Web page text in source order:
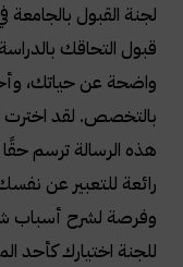
لجنة القبول بالجامعة
قبول التحاقك
واضحة عن حياتك،
بالتخصص. لقد
هذه الرسالة ترسم
رائعة للتعبير عن
وفرصة لشرح أسباب
للجنة اختيارك كأحد